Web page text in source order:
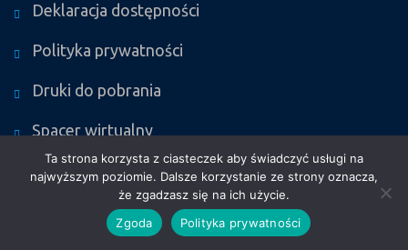
Deklaracja dostępności
Polityka prywatności
Druki do pobrania
Spacer wirtualny
Mapa strony
Ta strona korzysta z ciasteczek aby świadczyć usługi na
najwyższym poziomie. Dalsze korzystanie ze strony oznacza,
że zgadzasz się na ich użycie.
Zgoda
Polityka prywatności